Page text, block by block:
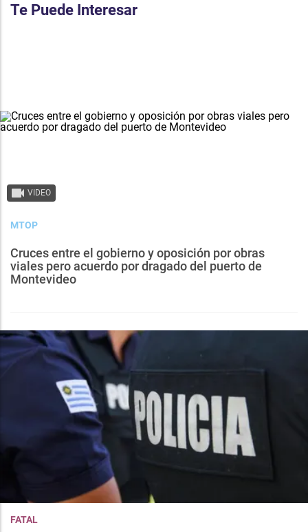
Te Puede Interesar
VIDEO
MTOP
Cruces entre el gobierno y oposición por obras
viales pero acuerdo por dragado del puerto de
Montevideo
FATAL